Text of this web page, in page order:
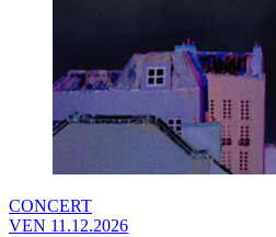
CONCERT
VEN 11.12.2026